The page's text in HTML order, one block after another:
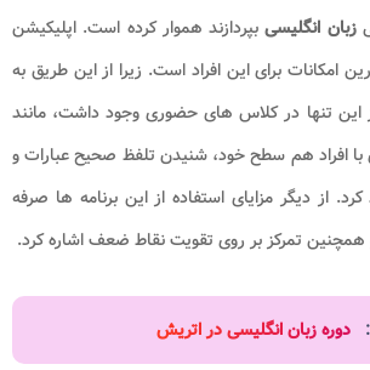
زبان انگلیسی بپردازند هموار کرده است. اپلیکیشن
امکانات برای این افراد است. زیرا از این طریق به
تنها در کلاس های حضوری وجود داشت، مانند
با افراد هم سطح خود، شنیدن تلفظ صحیح عبارات و
از دیگر مزایای استفاده از این برنامه ها صرفه
تمرکز بر روی تقویت نقاط ضعف اشاره کرد.
دوره زبان انگلیسی در اتریش​